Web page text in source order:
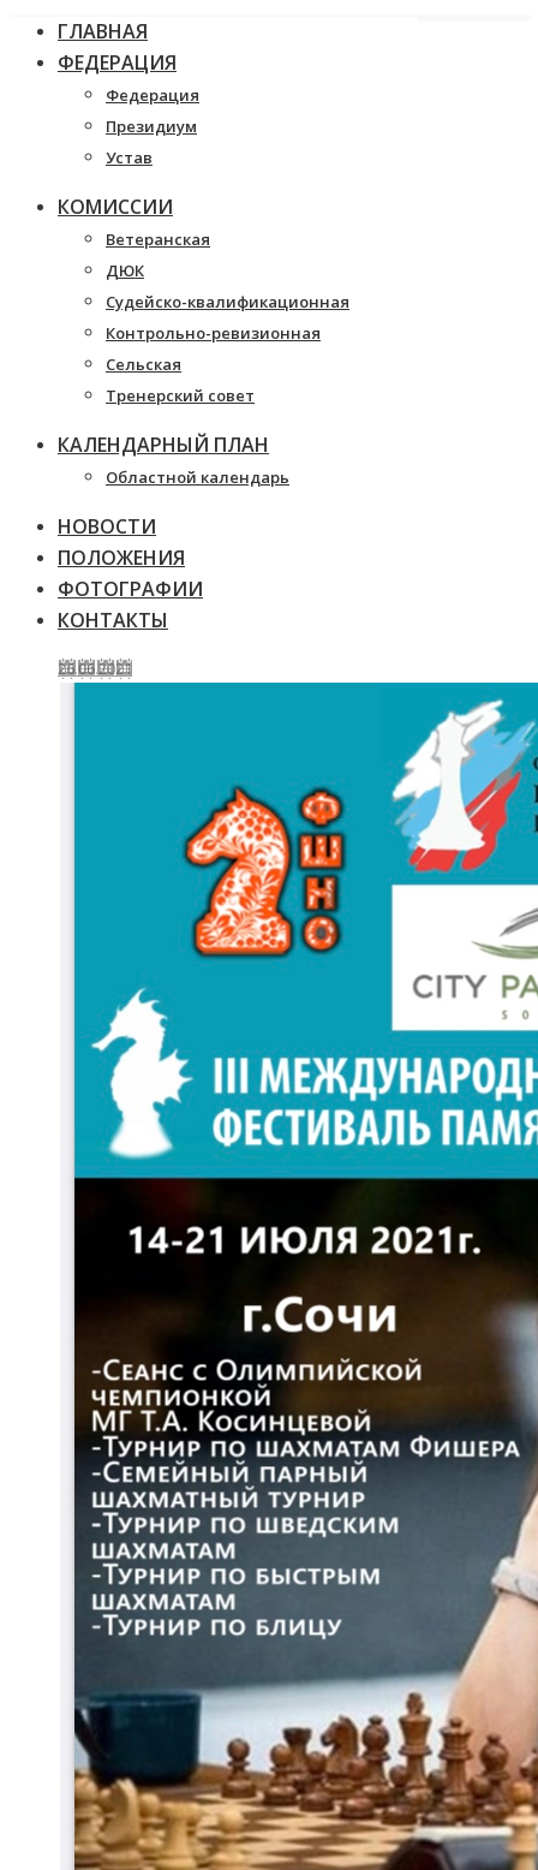
ГЛАВНАЯ
ФЕДЕРАЦИЯ
Федерация
Президиум
Устав
КОМИССИИ
Ветеранская
ДЮК
Судейско-квалификационная
Контрольно-ревизионная
Сельская
Тренерский совет
КАЛЕНДАРНЫЙ ПЛАН
Областной календарь
НОВОСТИ
ПОЛОЖЕНИЯ
ФОТОГРАФИИ
КОНТАКТЫ
26.06.2021